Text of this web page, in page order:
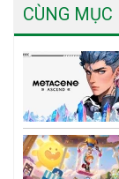
CÙNG MỤC